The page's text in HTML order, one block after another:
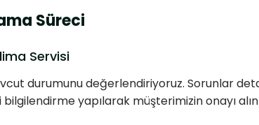
Süreci
Servisi
durumunu değerlendiriyoruz. Sorunlar
yapılarak müşterimizin onayı